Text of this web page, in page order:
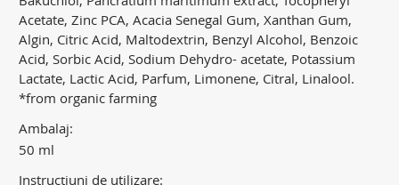
Acetate, Zinc PCA, Acacia Senegal Gum, Xanthan Gum,
Algin, Citric Acid, Maltodextrin, Benzyl Alcohol, Benzoic
Acid, Sorbic Acid, Sodium Dehydro- acetate, Potassium
Lactate, Lactic Acid, Parfum, Limonene, Citral, Linalool.
*from organic farming
Ambalaj:
50 ml
Instrucţiuni de utilizare: